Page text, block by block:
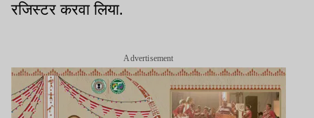
रजिस्टर करवा लिया.
Advertisement